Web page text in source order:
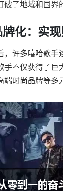
破了地域和国界
化：实
，许多嘻哈歌手
手不仅获得了巨
端时尚品牌等多